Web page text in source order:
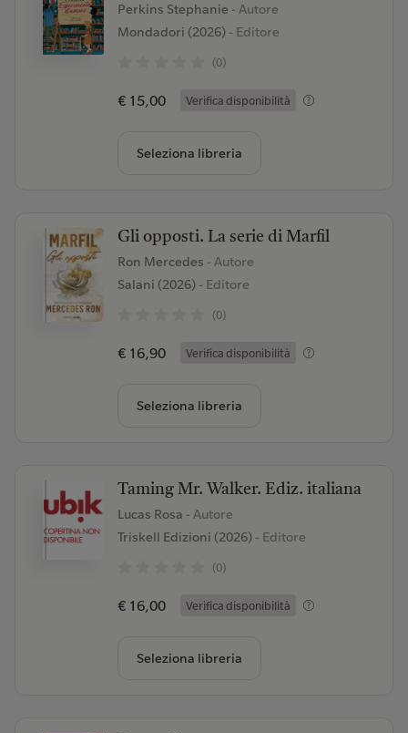
Perkins Stephanie - Autore
Mondadori (2026)- Editore
(0)
€ 15,00 Verifica disponibilità
Seleziona libreria
Gli opposti. La serie di Marfil
Ron Mercedes - Autore
Salani (2026)- Editore
(0)
€ 16,90 Verifica disponibilità
Seleziona libreria
Taming Mr. Walker. Ediz. italiana
Lucas Rosa - Autore
Triskell Edizioni (2026)- Editore
(0)
€ 16,00 Verifica disponibilità
Seleziona libreria